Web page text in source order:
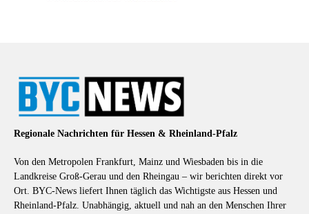
Regionale Nachrichten für Hessen & Rheinland-Pfalz
Von den Metropolen Frankfurt, Mainz und Wiesbaden bis in die
Landkreise Groß-Gerau und den Rheingau – wir berichten direkt vor
Ort. BYC-News liefert Ihnen täglich das Wichtigste aus Hessen und
Rheinland-Pfalz. Unabhängig, aktuell und nah an den Menschen Ihrer